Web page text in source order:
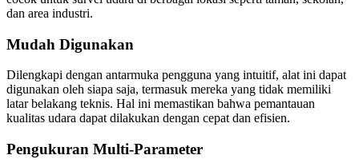
dan area industri.
Mudah Digunakan
Dilengkapi dengan antarmuka pengguna yang intuitif, alat ini dapat
digunakan oleh siapa saja, termasuk mereka yang tidak memiliki
latar belakang teknis. Hal ini memastikan bahwa pemantauan
kualitas udara dapat dilakukan dengan cepat dan efisien.
Pengukuran Multi-Parameter